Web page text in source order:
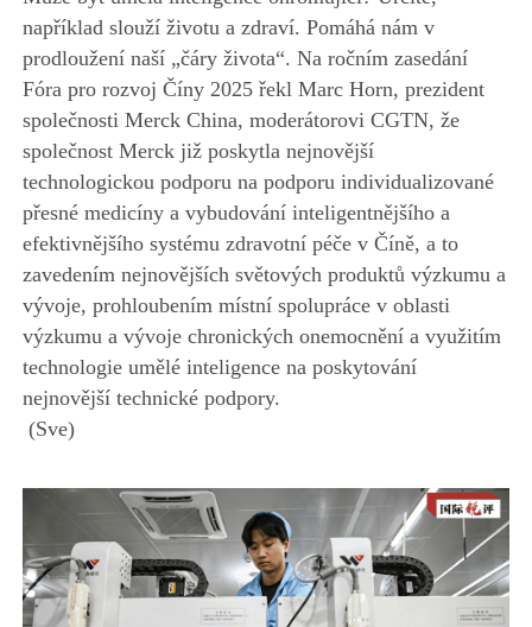
l
a
y
V
i
d
e
o
například slouží životu a zdraví. Pomáhá nám v
prodloužení naší „čáry života“. Na ročním zasedání
Fóra pro rozvoj Číny 2025 řekl Marc Horn, prezident
společnosti Merck China, moderátorovi CGTN, že
společnost Merck již poskytla nejnovější
technologickou podporu na podporu individualizované
přesné medicíny a vybudování inteligentnějšího a
efektivnějšího systému zdravotní péče v Číně, a to
zavedením nejnovějších světových produktů výzkumu a
vývoje, prohloubením místní spolupráce v oblasti
výzkumu a vývoje chronických onemocnění a využitím
technologie umělé inteligence na poskytování
nejnovější technické podpory.
(Sve)